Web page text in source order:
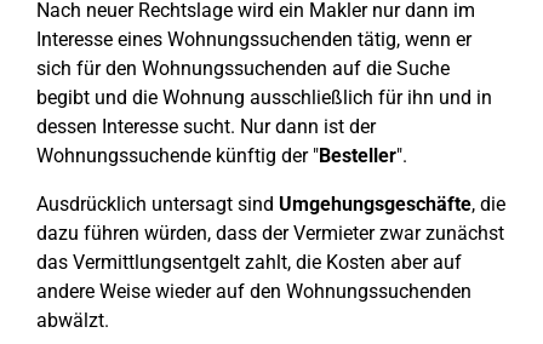
Nach neuer Rechtslage wird ein Makler nur dann im
Interesse eines Wohnungssuchenden tätig, wenn er
sich für den Wohnungssuchenden auf die Suche
begibt und die Wohnung ausschließlich für ihn und in
dessen Interesse sucht. Nur dann ist der
Wohnungssuchende künftig der "Besteller".
Ausdrücklich untersagt sind Umgehungsgeschäfte, die
dazu führen würden, dass der Vermieter zwar zunächst
das Vermittlungsentgelt zahlt, die Kosten aber auf
andere Weise wieder auf den Wohnungssuchenden
abwälzt.